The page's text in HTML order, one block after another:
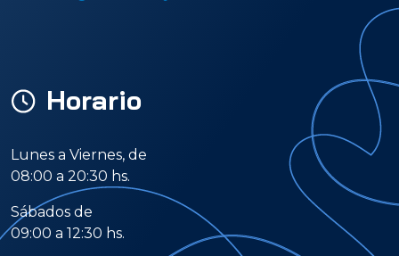
Horario
Lunes a Viernes, de
08:00 a 20:30 hs.
Sábados de
09:00 a 12:30 hs.